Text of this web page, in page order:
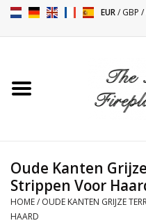
EUR/GBP /
Toebehoren
Kacheltjes
Oude Kanten
Strippen Voor
HOME/ OUDE KANTEN GRIJZE
HAARD